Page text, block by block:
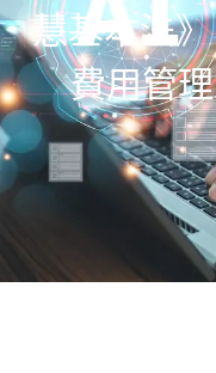
慧基本法
費用管